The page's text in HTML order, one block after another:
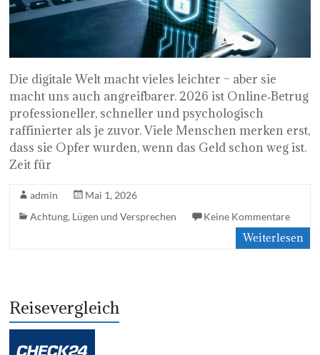
Die digitale Welt macht vieles leichter – aber sie
macht uns auch angreifbarer. 2026 ist Online‑Betrug
professioneller, schneller und psychologisch
raffinierter als je zuvor. Viele Menschen merken erst,
dass sie Opfer wurden, wenn das Geld schon weg ist.
Zeit für
admin
Mai 1, 2026
Achtung, Lügen und Versprechen Keine Kommentare
Weiterlesen
Reisevergleich